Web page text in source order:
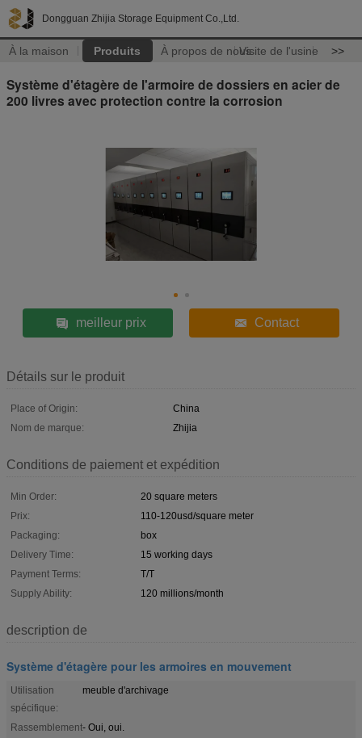
Dongguan Zhijia Storage Equipment Co.,Ltd.
À la maison Produits À propos de nousVisite de l'usine >>
Système d'étagère de l'armoire de dossiers en acier de
200 livres avec protection contre la corrosion
meilleur prix Contact
Détails sur le produit
Place of Origin:
China
Nom de marque:
Zhijia
Conditions de paiement et expédition
Min Order:
20 square meters
Prix:
110-120usd/square meter
Packaging:
box
Delivery Time:
15 working days
Payment Terms:
T/T
Supply Ability:
120 millions/month
description de
Système d'étagère pour les armoires en mouvement
Utilisation
spécifique:
meuble d'archivage
Rassemblement- Oui, oui.